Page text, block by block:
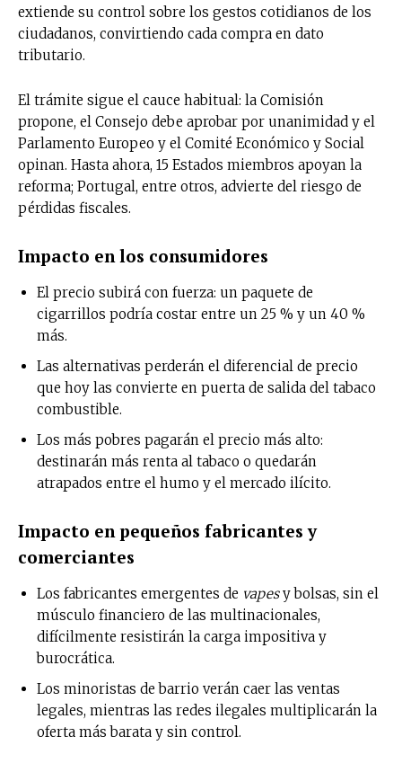
extiende su control sobre los gestos cotidianos de los
ciudadanos, convirtiendo cada compra en dato
tributario.
El trámite sigue el cauce habitual: la Comisión
propone, el Consejo debe aprobar por unanimidad y el
Parlamento Europeo y el Comité Económico y Social
opinan. Hasta ahora, 15 Estados miembros apoyan la
reforma; Portugal, entre otros, advierte del riesgo de
pérdidas fiscales.
Impacto en los consumidores
El precio subirá con fuerza: un paquete de
cigarrillos podría costar entre un 25 % y un 40 %
más.
Las alternativas perderán el diferencial de precio
que hoy las convierte en puerta de salida del tabaco
combustible.
Los más pobres pagarán el precio más alto:
destinarán más renta al tabaco o quedarán
atrapados entre el humo y el mercado ilícito.
Impacto en pequeños fabricantes y
comerciantes
Los fabricantes emergentes de vapesy bolsas, sin el
músculo financiero de las multinacionales,
difícilmente resistirán la carga impositiva y
burocrática.
Los minoristas de barrio verán caer las ventas
legales, mientras las redes ilegales multiplicarán la
oferta más barata y sin control.